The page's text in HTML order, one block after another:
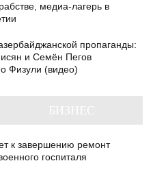
медиа-лагерь в
пропаганды:
и Семён Пегов
Физули (видео)
к завершению ремонт
госпиталя